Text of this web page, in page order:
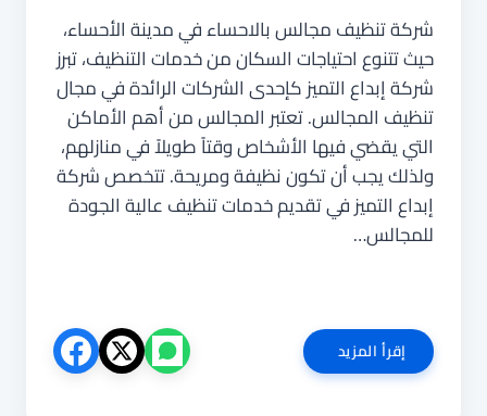
شركة تنظيف مجالس بالاحساء في مدينة الأحساء،
حيث تتنوع احتياجات السكان من خدمات التنظيف، تبرز
شركة إبداع التميز كإحدى الشركات الرائدة في مجال
تنظيف المجالس. تعتبر المجالس من أهم الأماكن
التي يقضي فيها الأشخاص وقتاً طويلاً في منازلهم،
ولذلك يجب أن تكون نظيفة ومريحة. تتخصص شركة
إبداع التميز في تقديم خدمات تنظيف عالية الجودة
للمجالس…
إقرأ المزيدشركة
تنظيف